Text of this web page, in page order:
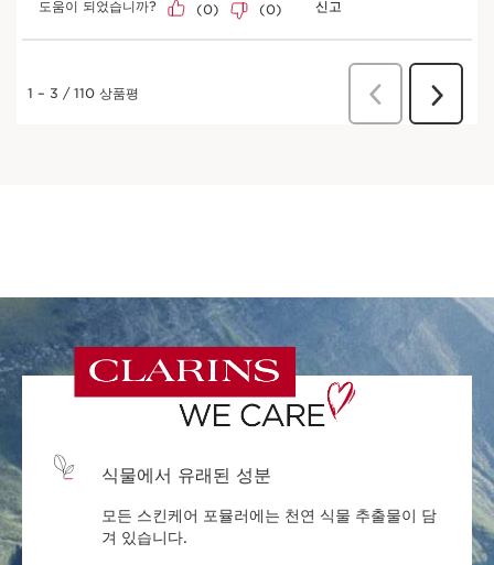
식물에서 유래된 성분
모든 스킨케어 포뮬러에는 천연 식물 추출물이 담
겨 있습니다.